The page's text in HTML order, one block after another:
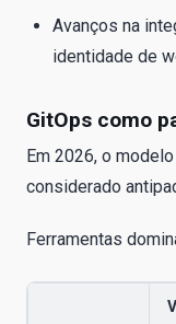
Avanços na
identidade de
GitOps como
Em 2026, o
considerado
Ferramentas